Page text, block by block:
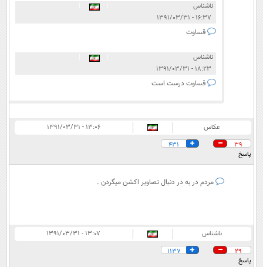
ناشناس
۱۶:۳۷ - ۱۳۹۱/۰۳/۳۱
قساوت
ناشناس
۱۸:۲۳ - ۱۳۹۱/۰۳/۳۱
قساوت درست است
عکاس
۱۳:۰۶ - ۱۳۹۱/۰۳/۳۱
39
431
پاسخ
مردم در به در دنبال تصاویر اکشن میگردن .
ناشناس
۱۳:۰۷ - ۱۳۹۱/۰۳/۳۱
29
1137
پاسخ